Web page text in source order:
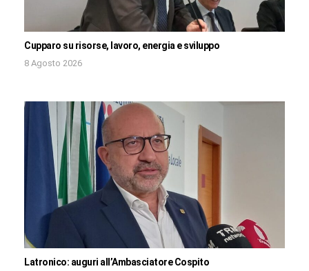
Cupparo su risorse, lavoro, energia e sviluppo
8 Agosto 2026
Latronico: auguri all’Ambasciatore Cospito